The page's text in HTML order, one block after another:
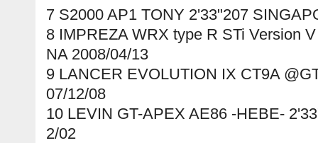
7 S2000 AP1 TONY 2'33"207
8 IMPREZA WRX type R STi Version
NA 2008/04/13
9 LANCER EVOLUTION IX CT9A
07/12/08
10 LEVIN GT-APEX AE86 -HEBE-
2/02